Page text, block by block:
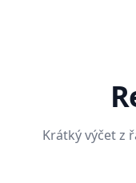
Krátký výčet z